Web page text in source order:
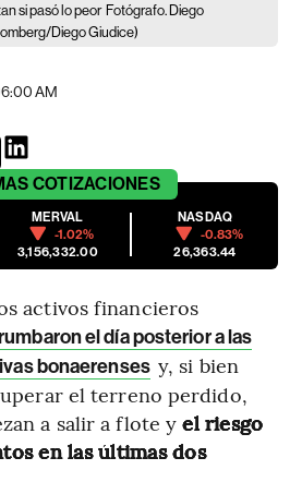
si pasó lo peor Fotógrafo. Diego
Diego Giudice)
AM
COTIZACIONES
MERVAL
-1.02%
3,156,332.00
NASDAQ
-0.83%
26,363.44
activos financieros
el día posterior a las
bonaerenses y, si bien
el terreno perdido,
a salir a flote yel riesgo
en las últimas dos